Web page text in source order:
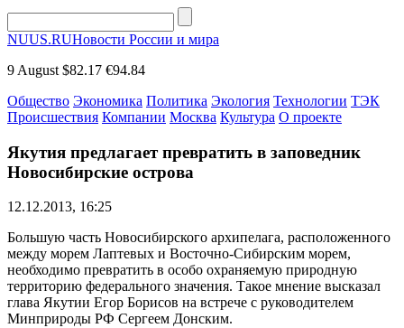
NUUS.RUНовости России и мира
9 August $82.17 €94.84
Общество Экономика Политика Экология Технологии ТЭК
Происшествия Компании Москва Культура О проекте
Якутия предлагает превратить в заповедник
Новосибирские острова
12.12.2013, 16:25
Большую часть Новосибирского архипелага, расположенного
между морем Лаптевых и Восточно-Сибирским морем,
необходимо превратить в особо охраняемую природную
территорию федерального значения. Такое мнение высказал
глава Якутии Егор Борисов на встрече с руководителем
Минприроды РФ Сергеем Донским.